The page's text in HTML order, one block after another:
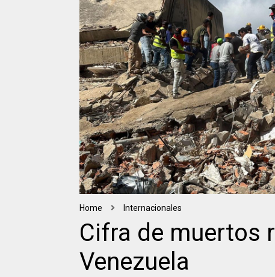
Home Internacionales
Cifra de muertos
Venezuela